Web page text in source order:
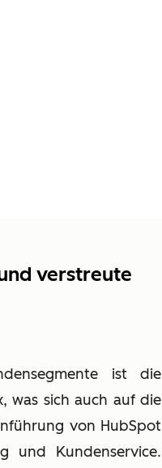
verstreute
ist die
sich auch auf die
von HubSpot
und Kundenservice.